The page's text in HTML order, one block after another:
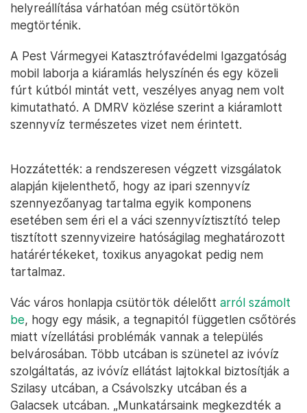
helyreállítása várhatóan még csütörtökön
megtörténik.
A Pest Vármegyei Katasztrófavédelmi Igazgatóság
mobil laborja a kiáramlás helyszínén és egy közeli
fúrt kútból mintát vett, veszélyes anyag nem volt
kimutatható. A DMRV közlése szerint a kiáramlott
szennyvíz természetes vizet nem érintett.
Hozzátették: a rendszeresen végzett vizsgálatok
alapján kijelenthető, hogy az ipari szennyvíz
szennyezőanyag tartalma egyik komponens
esetében sem éri el a váci szennyvíztisztító telep
tisztított szennyvizeire hatóságilag meghatározott
határértékeket, toxikus anyagokat pedig nem
tartalmaz.
Vác város honlapja csütörtök délelőtt arról számolt
be, hogy egy másik, a tegnapitól független csőtörés
miatt vízellátási problémák vannak a település
belvárosában. Több utcában is szünetel az ivóvíz
szolgáltatás, az ivóvíz ellátást lajtokkal biztosítják a
Szilasy utcában, a Csávolszky utcában és a
Galacsek utcában. „Munkatársaink megkezdték a